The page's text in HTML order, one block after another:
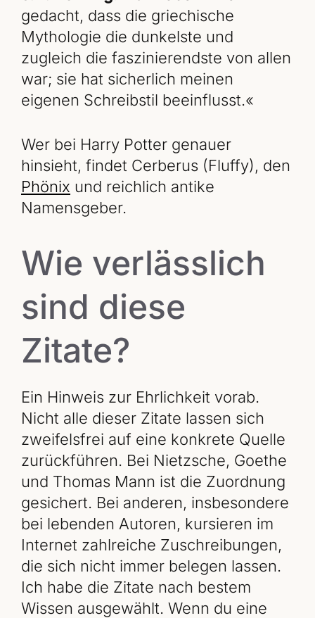
gedacht, dass die griechische
Mythologie die dunkelste und
zugleich die faszinierendste von allen
war; sie hat sicherlich meinen
eigenen Schreibstil beeinflusst.«
Wer bei Harry Potter genauer
hinsieht, findet Cerberus (Fluffy), den
Phönix und reichlich antike
Namensgeber.
Wie verlässlich
sind diese
Zitate?
Ein Hinweis zur Ehrlichkeit vorab.
Nicht alle dieser Zitate lassen sich
zweifelsfrei auf eine konkrete Quelle
zurückführen. Bei Nietzsche, Goethe
und Thomas Mann ist die Zuordnung
gesichert. Bei anderen, insbesondere
bei lebenden Autoren, kursieren im
Internet zahlreiche Zuschreibungen,
die sich nicht immer belegen lassen.
Ich habe die Zitate nach bestem
Wissen ausgewählt. Wenn du eine